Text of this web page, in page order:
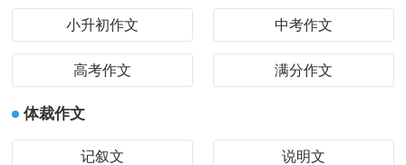
小升初作文 中考作文
高考作文 满分作文
体裁作文
记叙文 说明文